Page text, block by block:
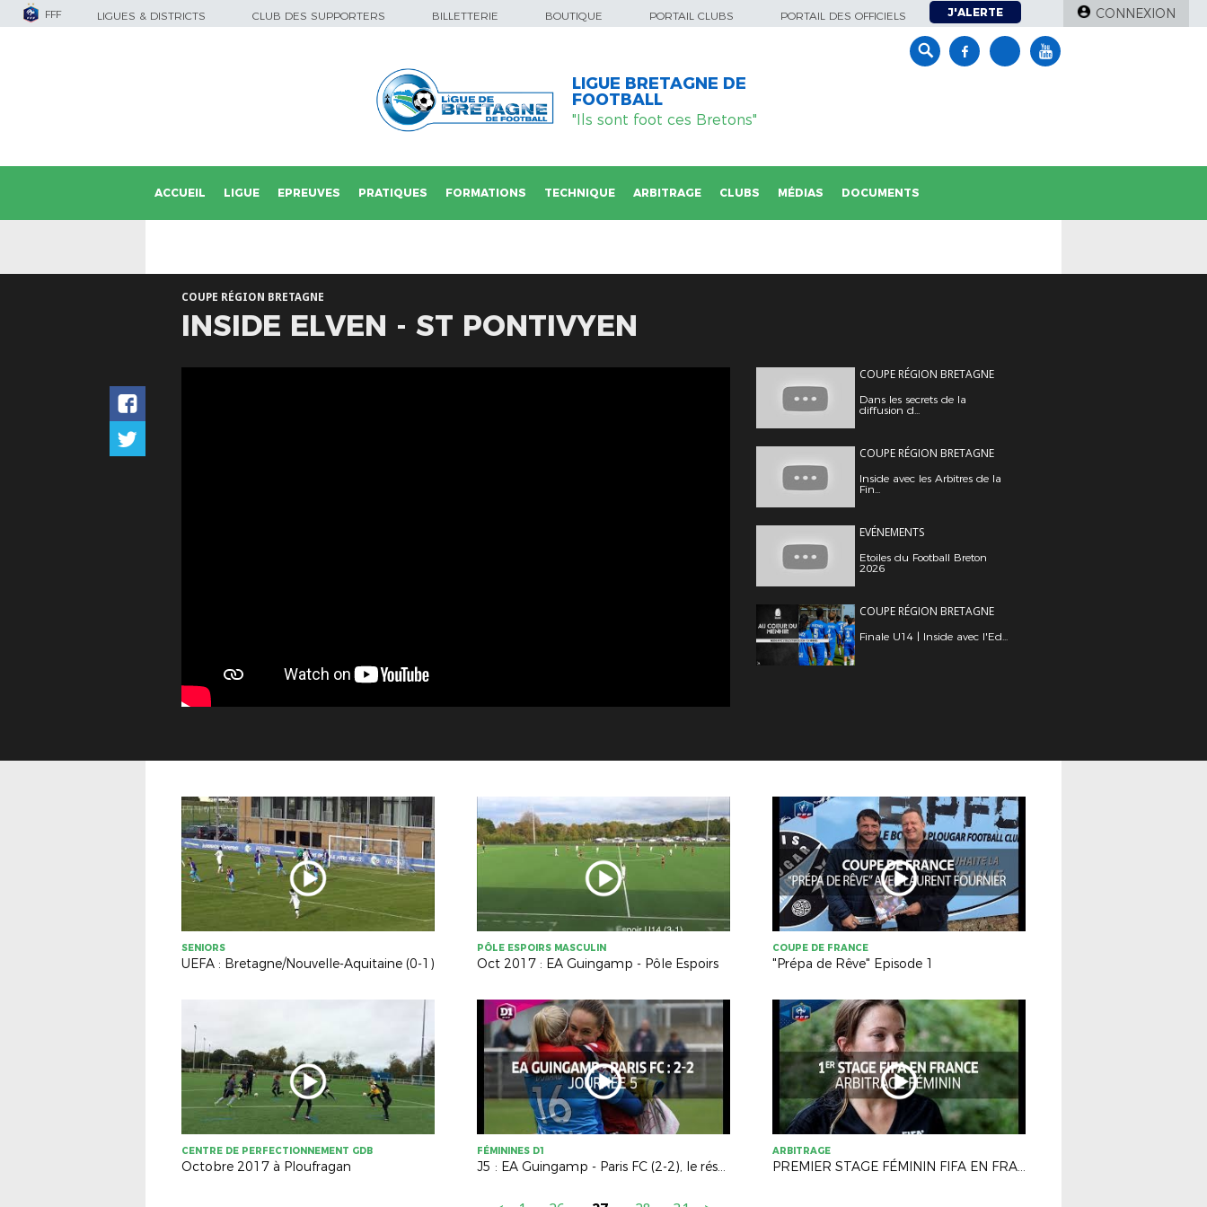
FFF LIGUES & DISTRICTS CLUB DES SUPPORTERS BILLETTERIE BOUTIQUE PORTAIL CLUBS PORTAIL DES OFFICIELS J'ALERTE CONNEXION
LIGUE BRETAGNE DE
FOOTBALL
"Ils sont foot ces Bretons"
ACCUEIL LIGUE EPREUVES PRATIQUES FORMATIONS TECHNIQUE ARBITRAGE CLUBS MÉDIAS DOCUMENTS
COUPE RÉGION BRETAGNE
INSIDE ELVEN - ST PONTIVYEN
COUPE RÉGION BRETAGNE
Dans les secrets de la
diffusion d...
COUPE RÉGION BRETAGNE
Inside avec les Arbitres de la
Fin...
EVÉNEMENTS
Etoiles du Football Breton
2026
COUPE RÉGION BRETAGNE
Finale U14 | Inside avec l'Ed...
SENIORS
UEFA : Bretagne/Nouvelle-Aquitaine (0-1)
PÔLE ESPOIRS MASCULIN
Oct 2017 : EA Guingamp - Pôle Espoirs
COUPE DE FRANCE
"Prépa de Rêve" Episode 1
CENTRE DE PERFECTIONNEMENT GDB
Octobre 2017 à Ploufragan
FÉMININES D1
J5 : EA Guingamp - Paris FC (2-2), le résumé
ARBITRAGE
PREMIER STAGE FÉMININ FIFA EN FRANCE